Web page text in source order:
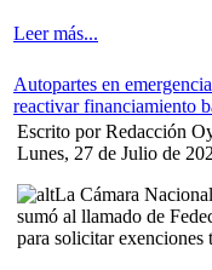
Leer más...
Autopartes en
reactivar financiamiento
Escrito por Redacción
Lunes, 27 de Julio de
La Cámara
sumó al llamado de
para solicitar exenciones